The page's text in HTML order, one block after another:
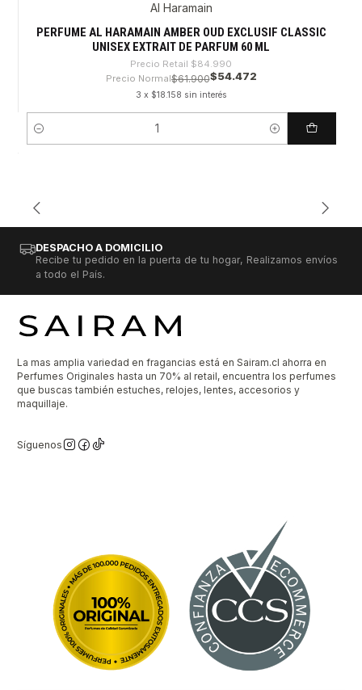
Al Haramain
PERFUME AL HARAMAIN AMBER OUD EXCLUSIF CLASSIC
UNISEX EXTRAIT DE PARFUM 60 ML
Precio Retail $84.990
Precio Normal$61.900$54.472
3 x $18.158 sin interés
Cantidad
DESPACHO A DOMICILIO
Recibe tu pedido en la puerta de tu hogar, Realizamos envíos
a todo el País.
La mas amplia variedad en fragancias está en Sairam.cl ahorra en
Perfumes Originales hasta un 70% al retail, encuentra los perfumes
que buscas también estuches, relojes, lentes, accesorios y
maquillaje.
Síguenos